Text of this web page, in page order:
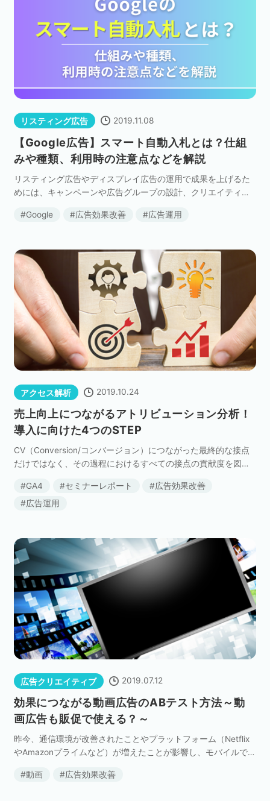
リスティング広告 2019.11.08
【Google広告】スマート自動入札とは？仕組
みや種類、利用時の注意点などを解説
リスティング広告やディスプレイ広告の運用で成果を上げるた
めには、キャンペーンや広告グループの設計、クリエイティ
す。 その中で、「いつ配信すべきか？」という点に悩んで […]
Google 広告効果改善 広告運用
アクセス解析 2019.10.24
売上向上につながるアトリビューション分析！
導入に向けた4つのSTEP
CV（Conversion/コンバージョン）につながった最終的な接点
だけではなく、その過程におけるすべての接点の貢献度を図る
企業の多くが導入している分析手法です。 […]
GA4 セミナーレポート
広告効果改善
広告運用
広告クリエイティブ 2019.07.12
効果につながる動画広告のABテスト方法～動
画広告も販促で使える？～
昨今、通信環境が改善されたことやプラットフォーム（Netflix
やAmazonプライムなど）が増えたことが影響し、モバイルで動
長しています。
動画 広告効果改善